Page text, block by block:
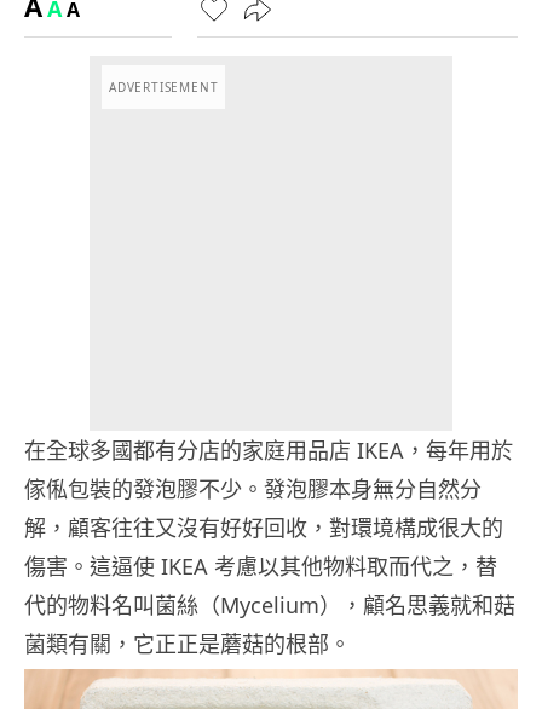
AA
ADVERTISEMENT
在全球多國都有分店的家庭用品店 IKEA，每年用於
傢俬包裝的發泡膠不少。發泡膠本身無分自然分
解，顧客往往又沒有好好回收，對環境構成很大的
傷害。這逼使 IKEA 考慮以其他物料取而代之，替
代的物料名叫菌絲（Mycelium），顧名思義就和菇
菌類有關，它正正是蘑菇的根部。